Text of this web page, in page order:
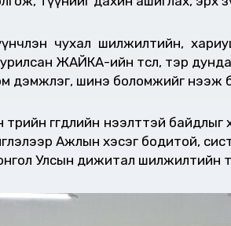
чухал шилжилтийн,
ЖАЙКА-ийн төсөл, тэр
дэмжлэг, шинэ боломжийг нээж
төрийн өгөгдлийн нээлттэй
Ажлын хэсэг бодитой,
Улсын дижитал шилжилтийн